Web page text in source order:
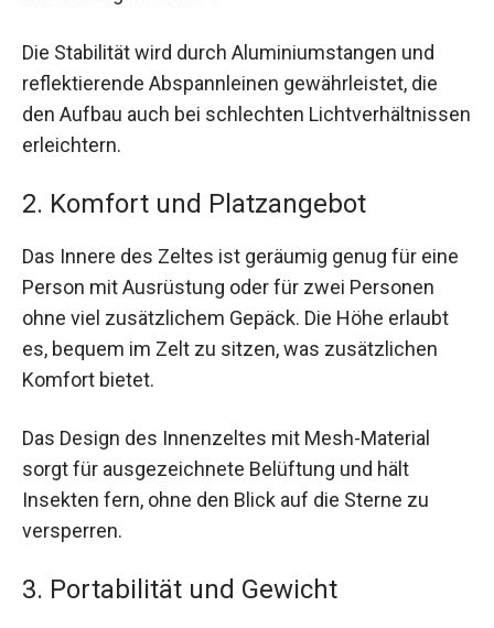
Die Stabilität wird durch Aluminiumstangen und
reflektierende Abspannleinen gewährleistet, die
den Aufbau auch bei schlechten Lichtverhältnissen
erleichtern.
2. Komfort und Platzangebot
Das Innere des Zeltes ist geräumig genug für eine
Person mit Ausrüstung oder für zwei Personen
ohne viel zusätzlichem Gepäck. Die Höhe erlaubt
es, bequem im Zelt zu sitzen, was zusätzlichen
Komfort bietet.
Das Design des Innenzeltes mit Mesh-Material
sorgt für ausgezeichnete Belüftung und hält
Insekten fern, ohne den Blick auf die Sterne zu
versperren.
3. Portabilität und Gewicht